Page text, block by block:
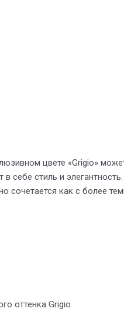
цвете «Grigio»
стиль и
сочетается как с более
оттенка Grigio